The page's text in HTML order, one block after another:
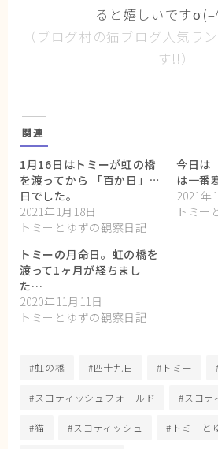
ると嬉しいです
（ブログ村の猫ブログ人気ラ
す!!）
関連
1月16日はトミーが虹の橋
を渡ってから 「百か日」の
日でした。
2021年1月18日
トミーとゆずの観察日記
今日は
は一番
2021年
トミー
トミーの月命日。虹の橋を
渡って1ヶ月が経ちまし
た…
2020年11月11日
トミーとゆずの観察日記
#虹の橋 #四十九日 #トミー
#スコティッシュフォールド #スコテ
#猫 #スコティッシュ #トミーと